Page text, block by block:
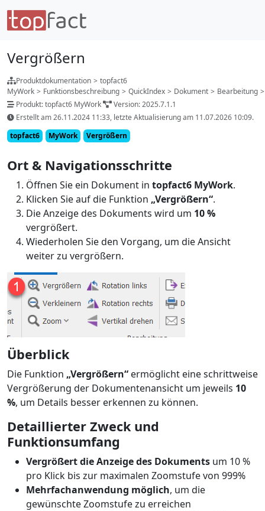
Vergrößern
Produktdokumentation > topfact6
MyWork > Funktionsbeschreibung > QuickIndex > Dokument > Bearbeitung >
Produkt: topfact6 MyWork
Version: 2025.7.1.1
Erstellt am 26.11.2024 11:33, letzte Aktualisierung am 11.07.2026 10:09.
topfact6
MyWork Vergrößern
Ort & Navigationsschritte
Öffnen Sie ein Dokument in topfact6 MyWork.
Klicken Sie auf die Funktion „Vergrößern“.
Die Anzeige des Dokuments wird um 10 %
vergrößert.
Wiederholen Sie den Vorgang, um die Ansicht
weiter zu vergrößern.
Überblick
Die Funktion „Vergrößern“ ermöglicht eine schrittweise
Vergrößerung der Dokumentenansicht um jeweils 10
%, um Details besser erkennen zu können.
Detaillierter Zweck und
Funktionsumfang
Vergrößert die Anzeige des Dokuments um 10 %
pro Klick bis zur maximalen Zoomstufe von 999%
Mehrfachanwendung möglich, um die
gewünschte Zoomstufe zu erreichen